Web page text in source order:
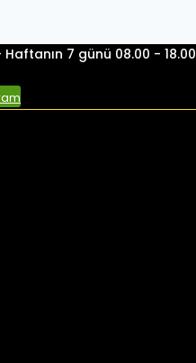
Haftanın 7 günü 08.00 - 18.00